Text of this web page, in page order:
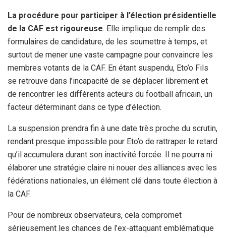
La procédure pour participer à l’élection présidentielle
de la CAF est rigoureuse. Elle implique de remplir des
formulaires de candidature, de les soumettre à temps, et
surtout de mener une vaste campagne pour convaincre les
membres votants de la CAF. En étant suspendu, Eto’o Fils
se retrouve dans l’incapacité de se déplacer librement et
de rencontrer les différents acteurs du football africain, un
facteur déterminant dans ce type d’élection.
La suspension prendra fin à une date très proche du scrutin,
rendant presque impossible pour Eto’o de rattraper le retard
qu’il accumulera durant son inactivité forcée. Il ne pourra ni
élaborer une stratégie claire ni nouer des alliances avec les
fédérations nationales, un élément clé dans toute élection à
la CAF.
Pour de nombreux observateurs, cela compromet
sérieusement les chances de l’ex-attaquant emblématique